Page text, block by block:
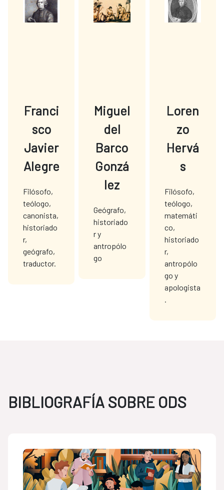
Franci
sco
Javier
Alegre
Filósofo,
teólogo,
canonista,
historiado
r,
geógrafo,
traductor.
Miguel
del
Barco
Gonzá
lez
Geógrafo,
historiado
r y
antropólo
go
Loren
zo
Hervá
s
Filósofo,
teólogo,
matemáti
co,
historiado
r,
antropólo
go y
apologista
.
BIBLIOGRAFÍA SOBRE ODS